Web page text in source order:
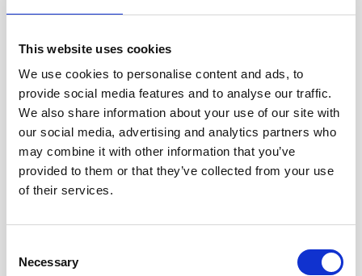
This website uses cookies
We use cookies to personalise content and ads, to
provide social media features and to analyse our traffic.
We also share information about your use of our site with
our social media, advertising and analytics partners who
may combine it with other information that you’ve
provided to them or that they’ve collected from your use
of their services.
Selection
Necessary
Bilpleie